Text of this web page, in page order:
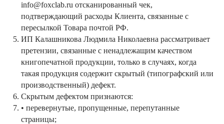
info@foxclab.ru отсканированный чек,
подтверждающий расходы Клиента, связанные с
пересылкой Товара почтой РФ.
ИП Калашникова Людмила Николаевна рассматривает
претензии, связанные с ненадлежащим качеством
книгопечатной продукции, только в случаях, когда
такая продукция содержит скрытый (типографский или
производственный) дефект.
Скрытым дефектом признаются:
• перевернутые, пропущенные, перепутанные
страницы;